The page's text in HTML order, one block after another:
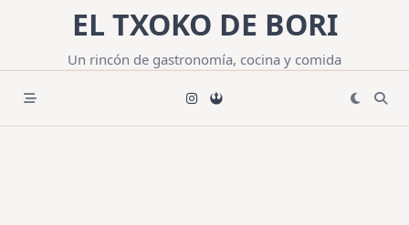
contenido
EL TXOKO DE BORI
Un rincón de gastronomía, cocina y comida